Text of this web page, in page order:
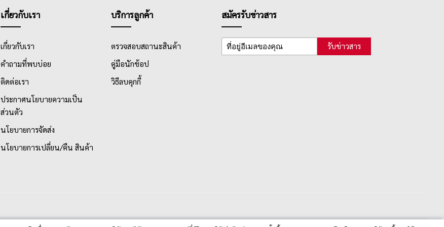
เกี่ยวกับเรา
เกี่ยวกับเรา
คำถามที่พบบ่อย
ติดต่อเรา
ประกาศนโยบายความเป็น
ส่วนตัว
นโยบายการจัดส่ง
นโยบายการเปลี่ยน/คืน สินค้า
บริการลูกค้า
ตรวจสอบสถานะสินค้า
คู่มือนักช้อป
วิธีลบคุกกี้
สมัครรับข่าวสาร
รับข่าวสาร